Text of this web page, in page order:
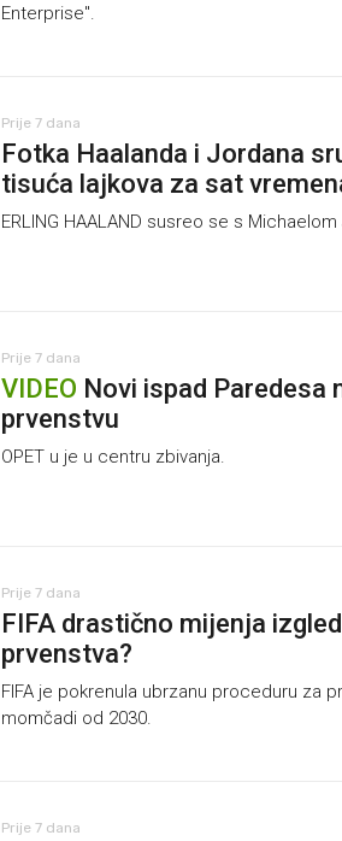
Enterprise".
Prije 7 dana
Fotka Haalanda i Jordana
tisuća lajkova za sat
ERLING HAALAND susreo se s
Prije 7 dana
VIDEO Novi ispad Paredesa
prvenstvu
OPET u je u centru zbivanja.
Prije 7 dana
FIFA drastično mijenja
prvenstva?
FIFA je pokrenula ubrzanu proceduru za
momčadi od 2030.
Prije 7 dana